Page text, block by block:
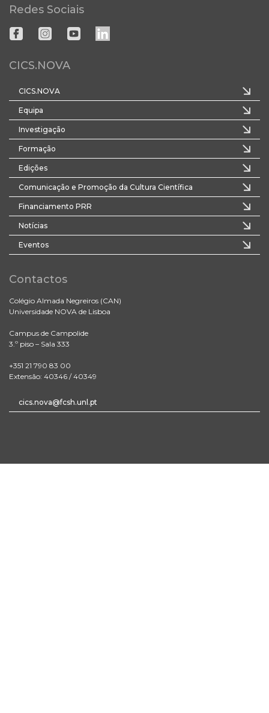
Redes Sociais
CICS.NOVA
CICS.NOVA
Equipa
Investigação
Formação
Edições
Comunicação e Promoção da Cultura Científica
Financiamento PRR
Notícias
Eventos
Contactos
Colégio Almada Negreiros (CAN)
Universidade NOVA de Lisboa
Campus de Campolide
3.º piso – Sala 333
+351 21 790 83 00
Extensão: 40346 / 40349
cics.nova@fcsh.unl.pt